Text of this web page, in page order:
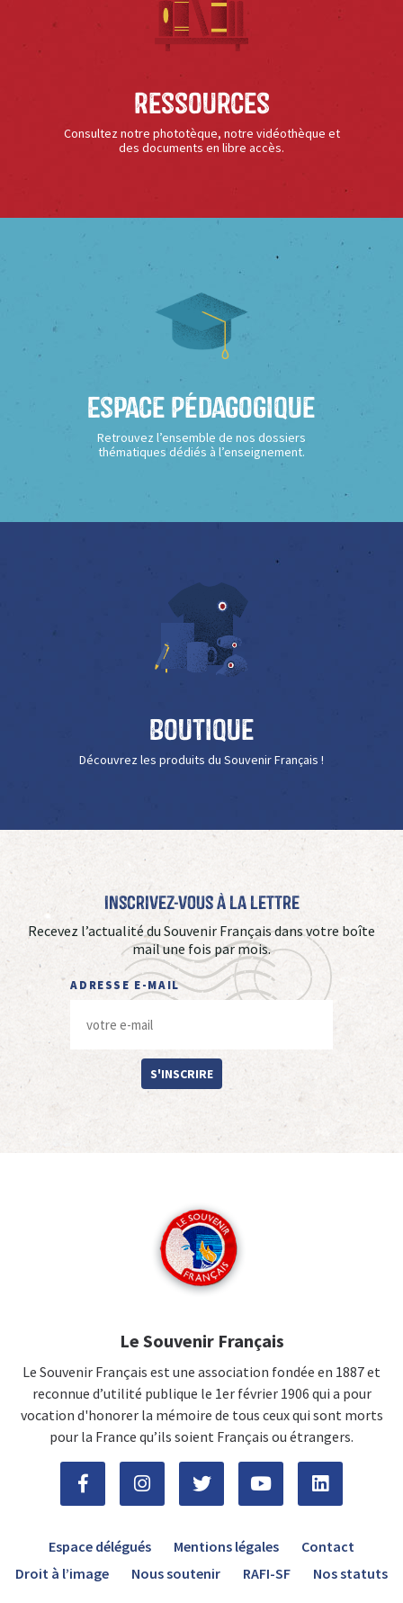
Ressources
Consultez notre phototèque, notre vidéothèque et
des documents en libre accès.
Espace Pédagogique
Retrouvez l’ensemble de nos dossiers
thématiques dédiés à l’enseignement.
Boutique
Découvrez les produits du Souvenir Français !
Inscrivez-vous à La Lettre
Recevez l’actualité du Souvenir Français dans votre boîte
mail une fois par mois.
ADRESSE E-MAIL
S'INSCRIRE
Le Souvenir Français
Le Souvenir Français est une association fondée en 1887 et
reconnue d’utilité publique le 1er février 1906 qui a pour
vocation d'honorer la mémoire de tous ceux qui sont morts
pour la France qu’ils soient Français ou étrangers.
Espace délégués Mentions légales
Contact
Droit à l’image
Nous soutenir RAFI-SF Nos statuts